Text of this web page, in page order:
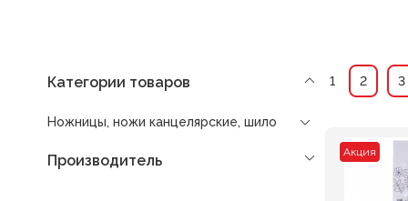
Категории товаров
Ножницы, ножи канцелярские, шило
Производитель
1 2 3
Акция